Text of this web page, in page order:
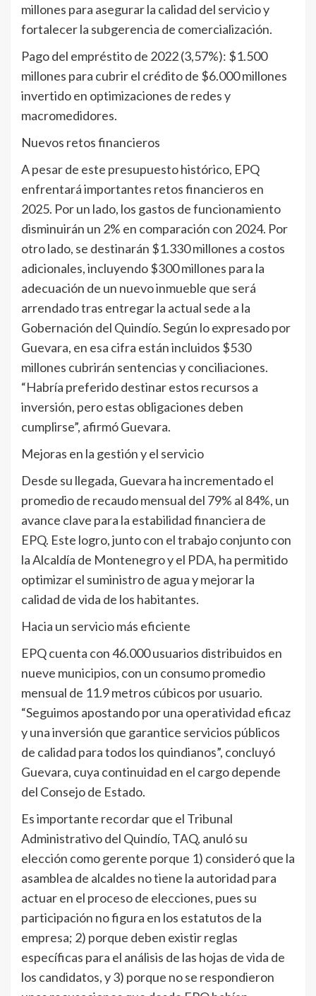
millones para asegurar la calidad del servicio y
fortalecer la subgerencia de comercialización.
Pago del empréstito de 2022 (3,57%): $1.500
millones para cubrir el crédito de $6.000 millones
invertido en optimizaciones de redes y
macromedidores.
Nuevos retos financieros
A pesar de este presupuesto histórico, EPQ
enfrentará importantes retos financieros en
2025. Por un lado, los gastos de funcionamiento
disminuirán un 2% en comparación con 2024. Por
otro lado, se destinarán $1.330 millones a costos
adicionales, incluyendo $300 millones para la
adecuación de un nuevo inmueble que será
arrendado tras entregar la actual sede a la
Gobernación del Quindío. Según lo expresado por
Guevara, en esa cifra están incluidos $530
millones cubrirán sentencias y conciliaciones.
“Habría preferido destinar estos recursos a
inversión, pero estas obligaciones deben
cumplirse”, afirmó Guevara.
Mejoras en la gestión y el servicio
Desde su llegada, Guevara ha incrementado el
promedio de recaudo mensual del 79% al 84%, un
avance clave para la estabilidad financiera de
EPQ. Este logro, junto con el trabajo conjunto con
la Alcaldía de Montenegro y el PDA, ha permitido
optimizar el suministro de agua y mejorar la
calidad de vida de los habitantes.
Hacia un servicio más eficiente
EPQ cuenta con 46.000 usuarios distribuidos en
nueve municipios, con un consumo promedio
mensual de 11.9 metros cúbicos por usuario.
“Seguimos apostando por una operatividad eficaz
y una inversión que garantice servicios públicos
de calidad para todos los quindianos”, concluyó
Guevara, cuya continuidad en el cargo depende
del Consejo de Estado.
Es importante recordar que el Tribunal
Administrativo del Quindío, TAQ, anuló su
elección como gerente porque 1) consideró que la
asamblea de alcaldes no tiene la autoridad para
actuar en el proceso de elecciones, pues su
participación no figura en los estatutos de la
empresa; 2) porque deben existir reglas
específicas para el análisis de las hojas de vida de
los candidatos, y 3) porque no se respondieron